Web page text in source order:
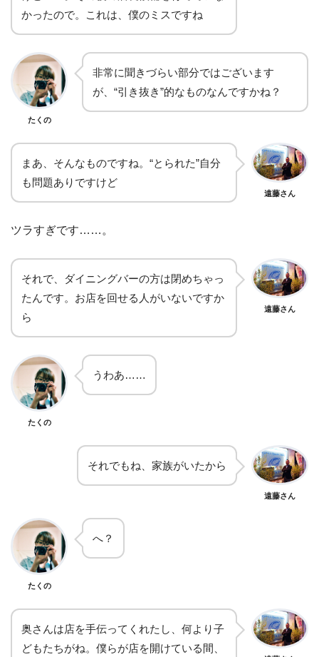
かったので。これは、僕のミスですね
たくの
非常に聞きづらい部分ではございます
が、“引き抜き”的なものなんですかね？
まあ、そんなものですね。“とられた”自分
も問題ありですけど
遠藤さん
ツラすぎです……。
それで、ダイニングバーの方は閉めちゃっ
たんです。お店を回せる人がいないですか
ら
遠藤さん
たくの
うわあ……
それでもね、家族がいたから
遠藤さん
たくの
へ？
奥さんは店を手伝ってくれたし、何より子
どもたちがね。僕らが店を開けている間、